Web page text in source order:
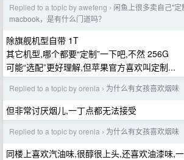
Replied to a topic by awefeng › 闲鱼上很多卖自己"定
macbook，是有什么门道吗？
除旗舰机型自带 1T
其它机型,哪个都要“定制”一下吧,不然 256G
可能“选配”更好理解,但苹果官方喜欢叫定制...
Replied to a topic by orenla › 为什么有女孩喜欢烟味
但非常讨厌烟儿,一丁点都无法接受
Replied to a topic by orenla › 为什么有女孩喜欢烟味
同楼上喜欢汽油味,很醇很上头,还喜欢油漆味,